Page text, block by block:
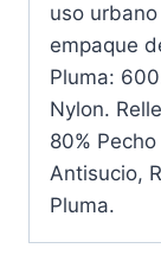
uso
empaque
Pluma:
Nylon.
80%
Antisucio,
Pluma.